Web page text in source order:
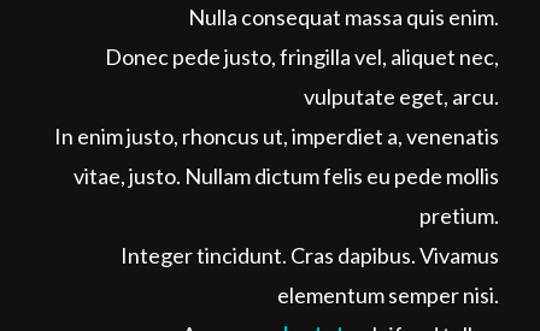
Nulla consequat massa quis enim.
Donec pede justo, fringilla vel, aliquet nec,
vulputate eget, arcu.
In enim justo, rhoncus ut, imperdiet a, venenatis
vitae, justo. Nullam dictum felis eu pede mollis
pretium.
Integer tincidunt. Cras dapibus. Vivamus
elementum semper nisi.